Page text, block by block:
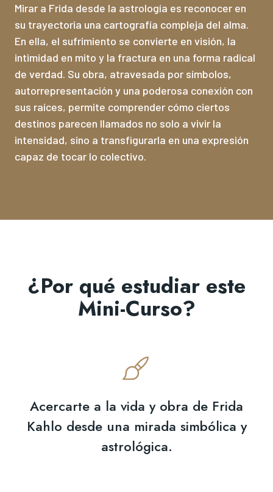
Mirar a Frida desde la astrología es reconocer en
su trayectoria una cartografía compleja del alma.
En ella, el sufrimiento se convierte en visión, la
intimidad en mito y la fractura en una forma radical
de verdad. Su obra, atravesada por símbolos,
autorrepresentación y una poderosa conexión con
sus raíces, permite comprender cómo ciertos
destinos parecen llamados no solo a vivir la
intensidad, sino a transfigurarla en una expresión
capaz de tocar lo colectivo.
¿Por qué estudiar este
Mini-Curso?
Acercarte a la vida y obra de Frida
Kahlo desde una mirada simbólica y
astrológica.